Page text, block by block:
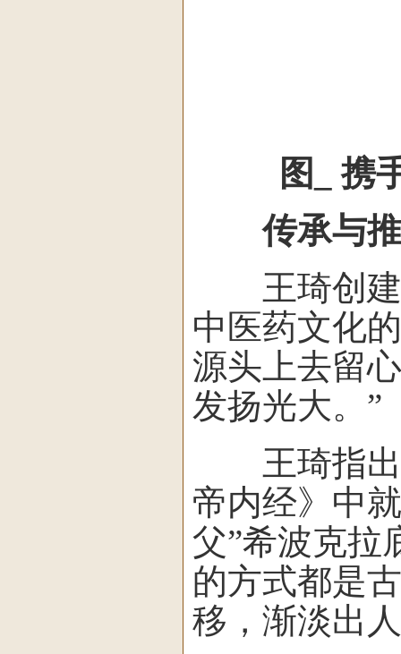
图_ 携
传承与
王琦创建
中医药文化
源头上去留
发扬光大。”
王琦指出
帝内经》中
父”希波克拉
的方式都是
移，渐淡出